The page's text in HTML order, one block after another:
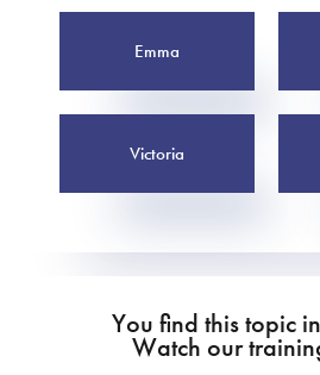
Emma
Victoria
You find this topic
Watch our